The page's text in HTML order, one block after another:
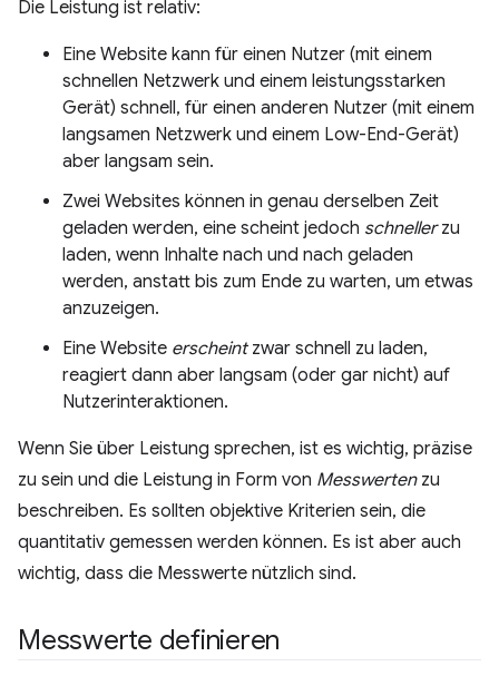
Die Leistung ist relativ:
Eine Website kann für einen Nutzer (mit einem
schnellen Netzwerk und einem leistungsstarken
Gerät) schnell, für einen anderen Nutzer (mit einem
langsamen Netzwerk und einem Low-End-Gerät)
aber langsam sein.
Zwei Websites können in genau derselben Zeit
geladen werden, eine scheint jedoch schnellerzu
laden, wenn Inhalte nach und nach geladen
werden, anstatt bis zum Ende zu warten, um etwas
anzuzeigen.
Eine Website erscheintzwar schnell zu laden,
reagiert dann aber langsam (oder gar nicht) auf
Nutzerinteraktionen.
Wenn Sie über Leistung sprechen, ist es wichtig, präzise
zu sein und die Leistung in Form von Messwertenzu
beschreiben. Es sollten objektive Kriterien sein, die
quantitativ gemessen werden können. Es ist aber auch
wichtig, dass die Messwerte nützlich sind.
Messwerte definieren